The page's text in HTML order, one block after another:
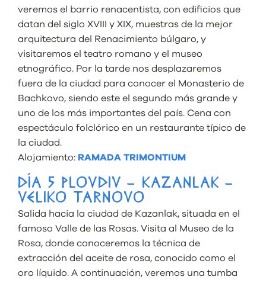
veremos el barrio renacentista, con edificios que
datan del siglo XVIII y XIX, muestras de la mejor
arquitectura del Renacimiento búlgaro, y
visitaremos el teatro romano y el museo
etnográfico. Por la tarde nos desplazaremos
fuera de la ciudad para conocer el Monasterio de
Bachkovo, siendo este el segundo más grande y
uno de los más importantes del país. Cena con
espectáculo folclórico en un restaurante típico de
la ciudad.
Alojamiento: RAMADA TRIMONTIUM
DÍA 5 PLOVDIV – KAZANLAK –
VELIKO TARNOVO
Salida hacia la ciudad de Kazanlak, situada en el
famoso Valle de las Rosas. Visita al Museo de la
Rosa, donde conoceremos la técnica de
extracción del aceite de rosa, conocido como el
oro líquido. A continuación, veremos una tumba